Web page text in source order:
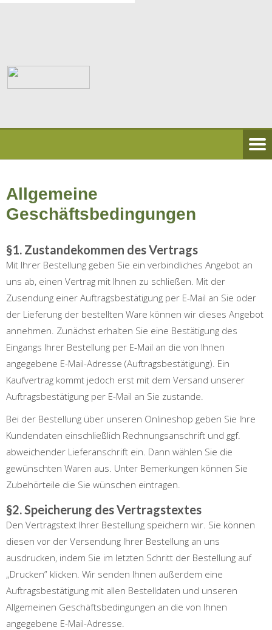
Allgemeine
Geschäftsbedingungen
§1. Zustandekommen des Vertrags
Mit Ihrer Bestellung geben Sie ein verbindliches Angebot an
uns ab, einen Vertrag mit Ihnen zu schließen. Mit der
Zusendung einer Auftragsbestätigung per E-Mail an Sie oder
der Lieferung der bestellten Ware können wir dieses Angebot
annehmen. Zunächst erhalten Sie eine Bestätigung des
Eingangs Ihrer Bestellung per E-Mail an die von Ihnen
angegebene E-Mail-Adresse (Auftragsbestätigung). Ein
Kaufvertrag kommt jedoch erst mit dem Versand unserer
Auftragsbestätigung per E-Mail an Sie zustande.
Bei der Bestellung über unseren Onlineshop geben Sie Ihre
Kundendaten einschließlich Rechnungsanschrift und ggf.
abweichender Lieferanschrift ein. Dann wählen Sie die
gewünschten Waren aus. Unter Bemerkungen können Sie
Zubehörteile die Sie wünschen eintragen.
§2. Speicherung des Vertragstextes
Den Vertragstext Ihrer Bestellung speichern wir. Sie können
diesen vor der Versendung Ihrer Bestellung an uns
ausdrucken, indem Sie im letzten Schritt der Bestellung auf
„Drucken” klicken. Wir senden Ihnen außerdem eine
Auftragsbestätigung mit allen Bestelldaten und unseren
Allgemeinen Geschäftsbedingungen an die von Ihnen
angegebene E-Mail-Adresse.